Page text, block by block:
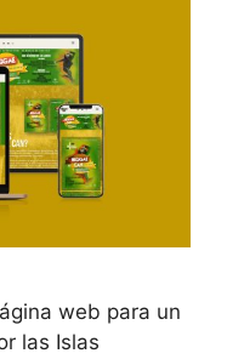
web para un
las Islas